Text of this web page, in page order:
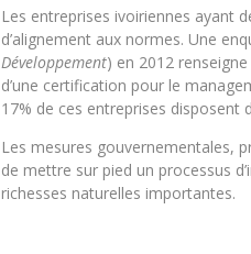
Les entreprises ivoiriennes ayant
d’alignement aux normes. Une
Développement) en 2012
d’une certification pour le
17% de ces entreprises disposent
Les mesures gouvernementales,
de mettre sur pied un processus
richesses naturelles importantes.